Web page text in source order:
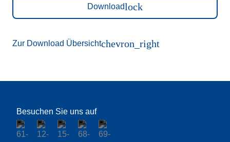
Downloadlock
Zur Download Übersichtchevron_right
Besuchen Sie uns auf